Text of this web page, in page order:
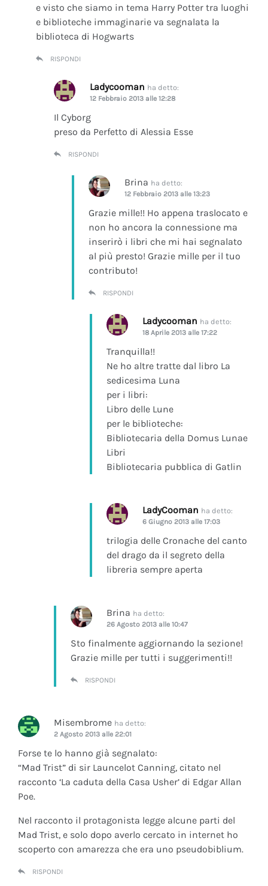
e visto che siamo in tema Harry Potter tra luoghi
e biblioteche immaginarie va segnalata la
biblioteca di Hogwarts
RISPONDI
Ladycooman ha detto:
12 Febbraio 2013 alle 12:28
Il Cyborg
preso da Perfetto di Alessia Esse
RISPONDI
Brina ha detto:
12 Febbraio 2013 alle 13:23
Grazie mille!! Ho appena traslocato e
non ho ancora la connessione ma
inserirò i libri che mi hai segnalato
al più presto! Grazie mille per il tuo
contributo!
RISPONDI
Ladycooman ha detto:
18 Aprile 2013 alle 17:22
Tranquilla!!
Ne ho altre tratte dal libro La
sedicesima Luna
per i libri:
Libro delle Lune
per le biblioteche:
Bibliotecaria della Domus Lunae
Libri
Bibliotecaria pubblica di Gatlin
LadyCooman ha detto:
6 Giugno 2013 alle 17:03
trilogia delle Cronache del canto
del drago da il segreto della
libreria sempre aperta
Brina ha detto:
26 Agosto 2013 alle 10:47
Sto finalmente aggiornando la sezione!
Grazie mille per tutti i suggerimenti!!
RISPONDI
Misembrome ha detto:
2 Agosto 2013 alle 22:01
Forse te lo hanno già segnalato:
“Mad Trist” di sir Launcelot Canning, citato nel
racconto ‘La caduta della Casa Usher’ di Edgar Allan
Poe.
Nel racconto il protagonista legge alcune parti del
Mad Trist, e solo dopo averlo cercato in internet ho
scoperto con amarezza che era uno pseudobiblium.
RISPONDI